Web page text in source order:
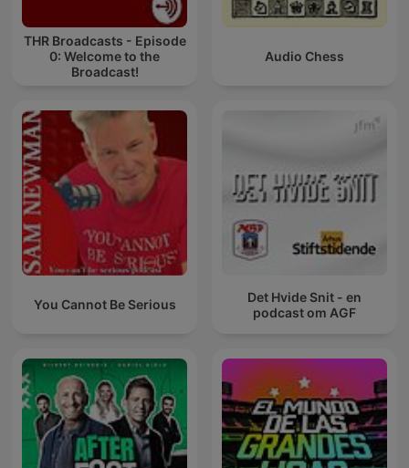
THR Broadcasts - Episode
0: Welcome to the
Broadcast!
Audio Chess
You Cannot Be Serious
Det Hvide Snit - en
podcast om AGF